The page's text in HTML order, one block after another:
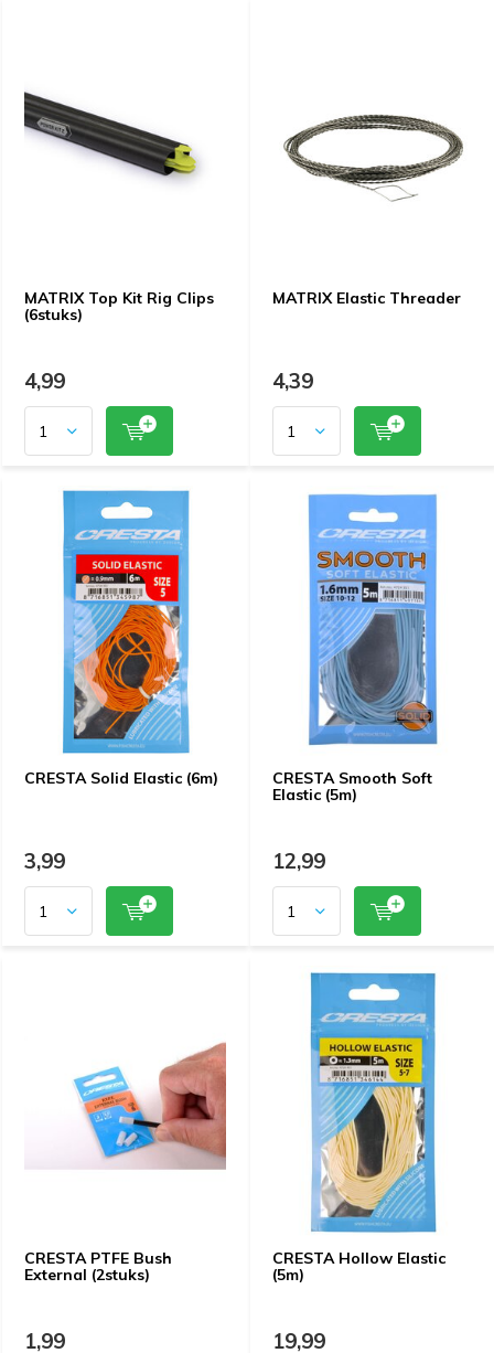
MATRIX Top Kit Rig Clips
(6stuks)
4,99
MATRIX Elastic Threader
4,39
CRESTA Solid Elastic (6m)
3,99
CRESTA Smooth Soft
Elastic (5m)
12,99
CRESTA PTFE Bush
External (2stuks)
1,99
CRESTA Hollow Elastic
(5m)
19,99